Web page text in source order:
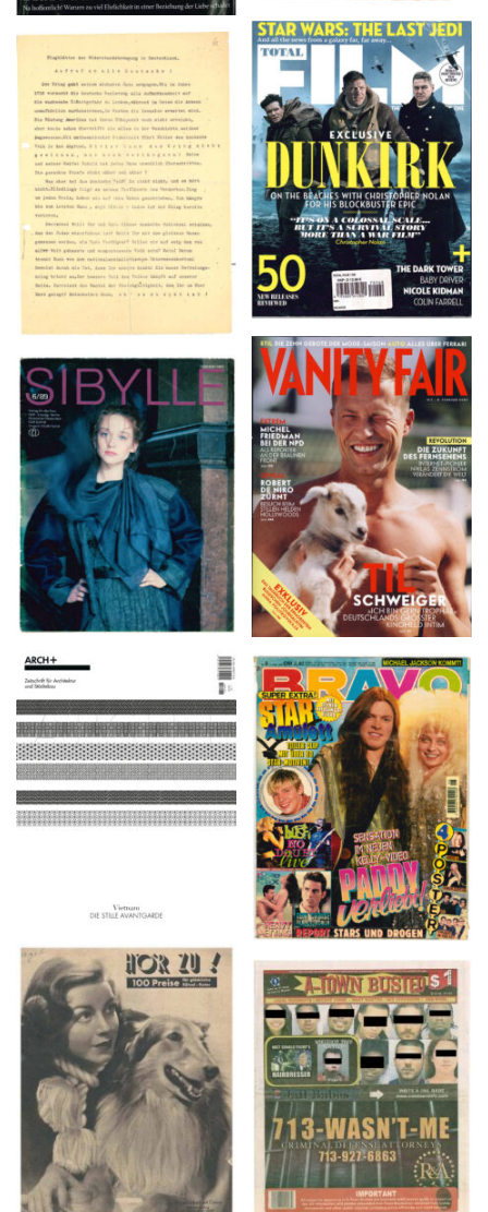
TOTAL FILM #260 –
SUMMER 2017
Flugblätter der Weissen
Rose – V, Januar 1943
VANITY FAIR – Nr. 7 –
8. Februar 2007
SIBYLLE 6/89
ARCH+ Nr. 226, Herbst
2016
BRAVO – Nr. 8, 13. Febr.
1997
HÖR ZU! – 1949,
NUMMER 10, Woche
vom 27. Februar bis 05.
März
A-TOWN BUSTED –
8/15/16–9/1/16